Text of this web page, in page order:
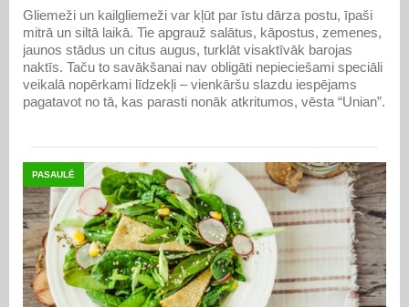
Gliemeži un kailgliemeži var kļūt par īstu dārza postu, īpaši
mitrā un siltā laikā. Tie apgrauž salātus, kāpostus, zemenes,
jaunos stādus un citus augus, turklāt visaktīvāk barojas
naktīs. Taču to savākšanai nav obligāti nepieciešami speciāli
veikalā nopērkami līdzekļi – vienkāršu slazdu iespējams
pagatavot no tā, kas parasti nonāk atkritumos, vēsta “Unian”.
PASAULĒ